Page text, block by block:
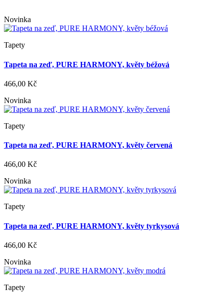
Novinka
Tapety
Tapeta na zeď, PURE HARMONY, květy béžová
466,00 Kč
Novinka
Tapety
Tapeta na zeď, PURE HARMONY, květy červená
466,00 Kč
Novinka
Tapety
Tapeta na zeď, PURE HARMONY, květy tyrkysová
466,00 Kč
Novinka
Tapety